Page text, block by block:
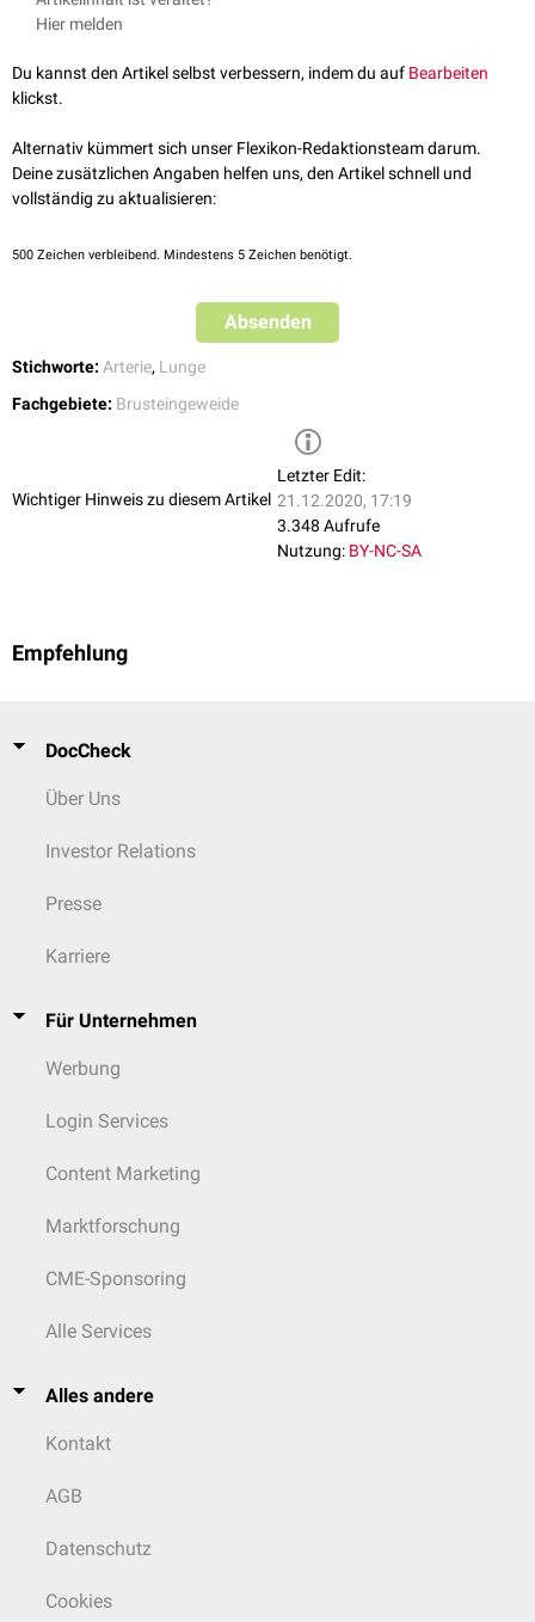
Die rechte Pulmonalarterie (Arteria pulmonis dextra) teilt sich in drei
Arteria lobaris superior dextra
Arteria lobaris inferior dextra
Der kurze Gefäßabschnitt der rechten Pulmonalarterie zwischen dem
Abgang der Arteria lobaris superior dextra und der Aufteilung der
gelabelt.
Die linke Pulmonalarterie (Arteria pulmonis sinistra) teilt sich in zwei
Arteria lobaris inferior sinistra
Hier melden
Du kannst den Artikel selbst verbessern, indem du auf Bearbeiten
klickst.
Alternativ kümmert sich unser Flexikon-Redaktionsteam darum.
Deine zusätzlichen Angaben helfen uns, den Artikel schnell und
vollständig zu aktualisieren:
500 Zeichen verbleibend. Mindestens 5 Zeichen benötigt.
Absenden
Stichworte: Arterie, Lunge
Fachgebiete: Brusteingeweide
Wichtiger Hinweis zu diesem Artikel
Letzter Edit:
21.12.2020, 17:19
3.348 Aufrufe
Nutzung: BY-NC-SA
Empfehlung
DocCheck
Über Uns
Investor Relations
Presse
Karriere
Für Unternehmen
Werbung
Login Services
Content Marketing
Marktforschung
CME-Sponsoring
Alle Services
Alles andere
Kontakt
AGB
Datenschutz
Cookies